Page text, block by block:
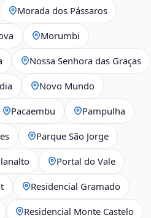
Morada dos Pássaros
Morumbi
Nossa Senhora das Graças
Novo Mundo
Pacaembu Pampulha
Parque São Jorge
Portal do Vale
Residencial Gramado
Residencial Monte Castelo